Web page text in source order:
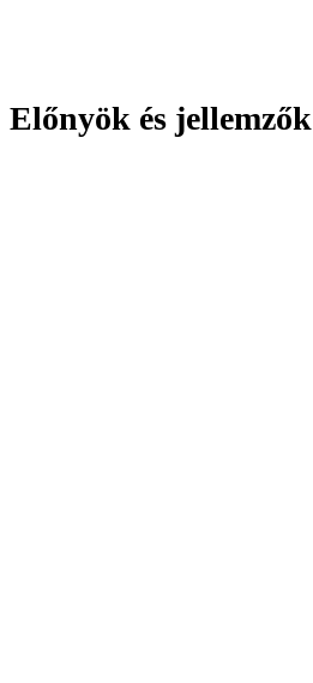
Előnyök és jellemzők